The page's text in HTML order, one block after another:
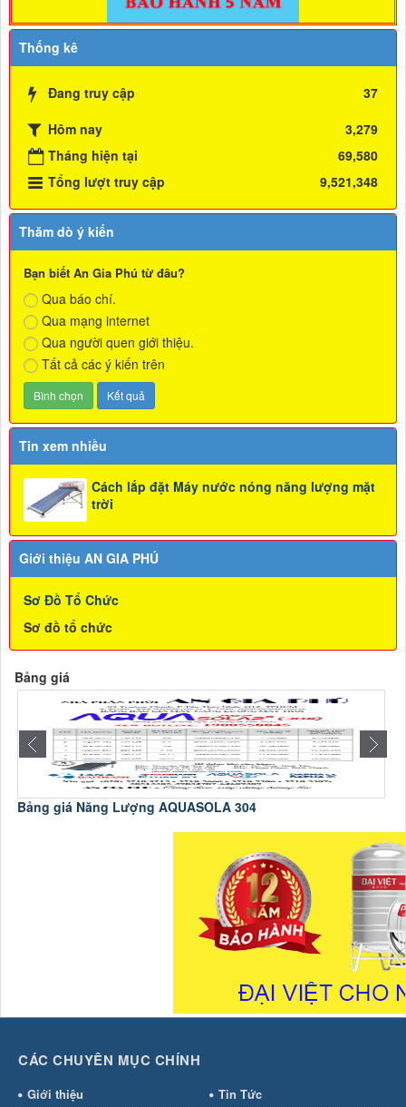
Thống kê
Đang truy cập
37
Hôm nay
3,279
Tháng hiện tại
69,580
Tổng lượt truy cập
9,521,348
Thăm dò ý kiến
Bạn biết An Gia Phú từ đâu?
Qua báo chí.
Qua mạng internet
Qua người quen giới thiệu.
Tất cả các ý kiến trên
Tin xem nhiều
Cách lắp đặt Máy nước nóng năng lượng mặt
trời
Giới thiệu AN GIA PHÚ
Sơ Đồ Tổ Chức
Sơ đồ tổ chức
Bảng giá
Bảng giá Năng Lượng AQUASOLA 304
CÁC CHUYÊN MỤC CHÍNH
Giới thiệu
Tin Tức